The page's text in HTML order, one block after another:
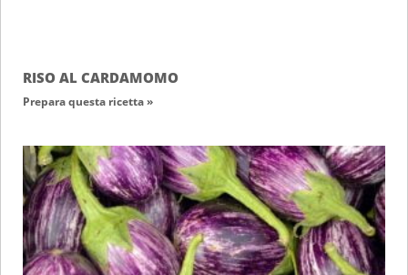
RISO AL CARDAMOMO
Prepara questa ricetta »